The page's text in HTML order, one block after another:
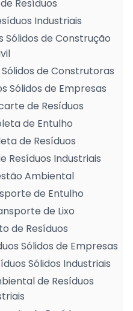
Resíduos
Industriais
Sólidos de Construção
de Construtoras
Sólidos de Empresas
de Resíduos
de Entulho
de Resíduos
Resíduos Industriais
Ambiental
de Entulho
de Lixo
de Resíduos
Sólidos de Empresas
Sólidos Industriais
de Resíduos